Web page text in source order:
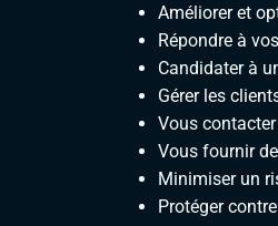
Améliorer et
Répondre à
Candidater à
Gérer les
Vous
Vous fournir
Minimiser un
Protéger